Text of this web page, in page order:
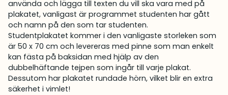
använda och lägga till texten du vill ska vara med på
plakatet, vanligast är programmet studenten har gått
och namn på den som tar studenten.
Studentplakatet kommer i den vanligaste storleken som
är 50 x 70 cm och levereras med pinne som man enkelt
kan fästa på baksidan med hjälp av den
dubbelhäftande tejpen som ingår till varje plakat.
Dessutom har plakatet rundade hörn, vilket blir en extra
säkerhet i vimlet!